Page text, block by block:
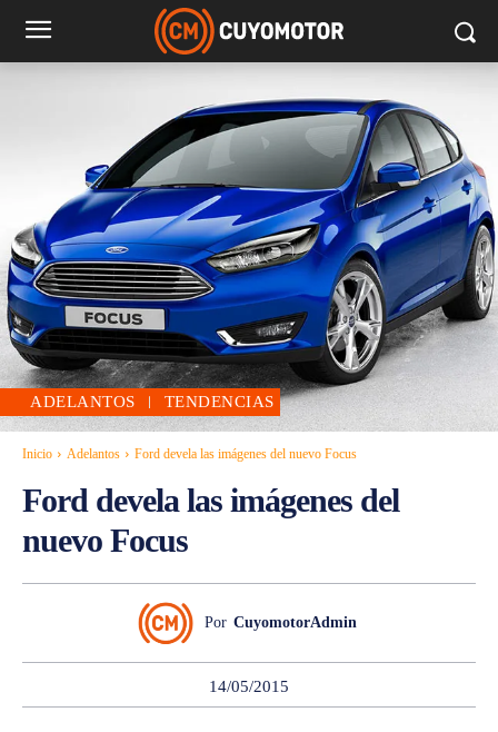
ADELANTOS TENDENCIAS
Inicio Adelantos Ford devela las imágenes del nuevo Focus
Ford devela las imágenes del
nuevo Focus
Por CuyomotorAdmin
14/05/2015